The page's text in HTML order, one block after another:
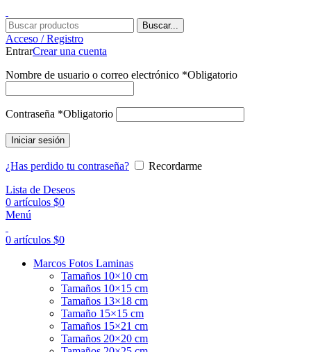
Buscar...
Acceso / Registro
EntrarCrear una cuenta
Nombre de usuario o correo electrónico *Obligatorio
Contraseña *Obligatorio
Iniciar sesión
¿Has perdido tu contraseña?
Recordarme
Lista de Deseos
0 artículos $0
Menú
0 artículos $0
Marcos Fotos Laminas
Tamaños 10×10 cm
Tamaños 10×15 cm
Tamaños 13×18 cm
Tamaño 15×15 cm
Tamaños 15×21 cm
Tamaños 20×20 cm